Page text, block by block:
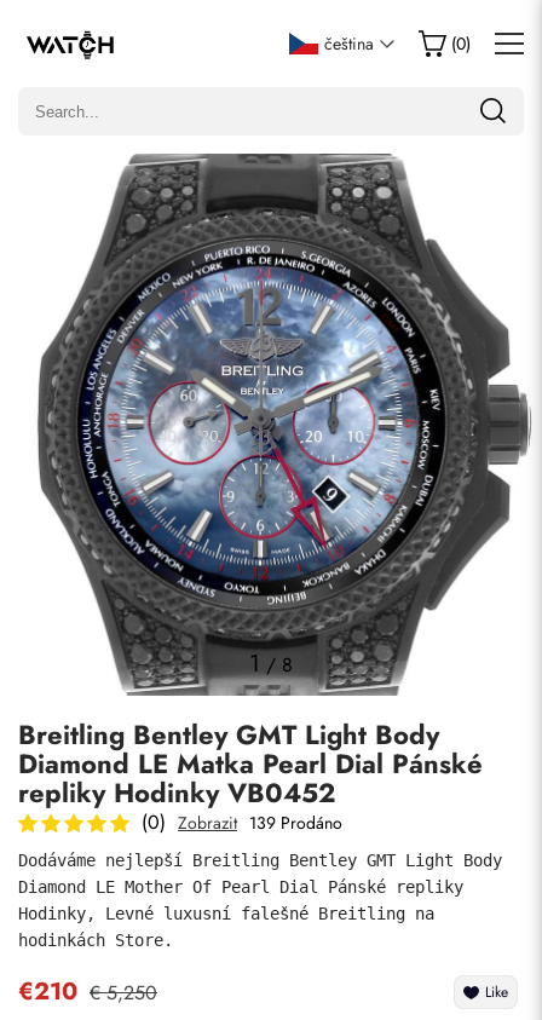
čeština (0)
1 / 8
Breitling Bentley GMT Light Body
Diamond LE Matka Pearl Dial Pánské
repliky Hodinky VB0452
(0) Zobrazit 139 Prodáno
Dodáváme nejlepší Breitling Bentley GMT Light Body
Diamond LE Mother Of Pearl Dial Pánské repliky
Hodinky, Levné luxusní falešné Breitling na
hodinkách Store.
€210 € 5,250 Like
Napsat recenzi
Pouze zákazníci, kteří zakoupili tuto položku, mohou napsat
Komentáře
Odeslat